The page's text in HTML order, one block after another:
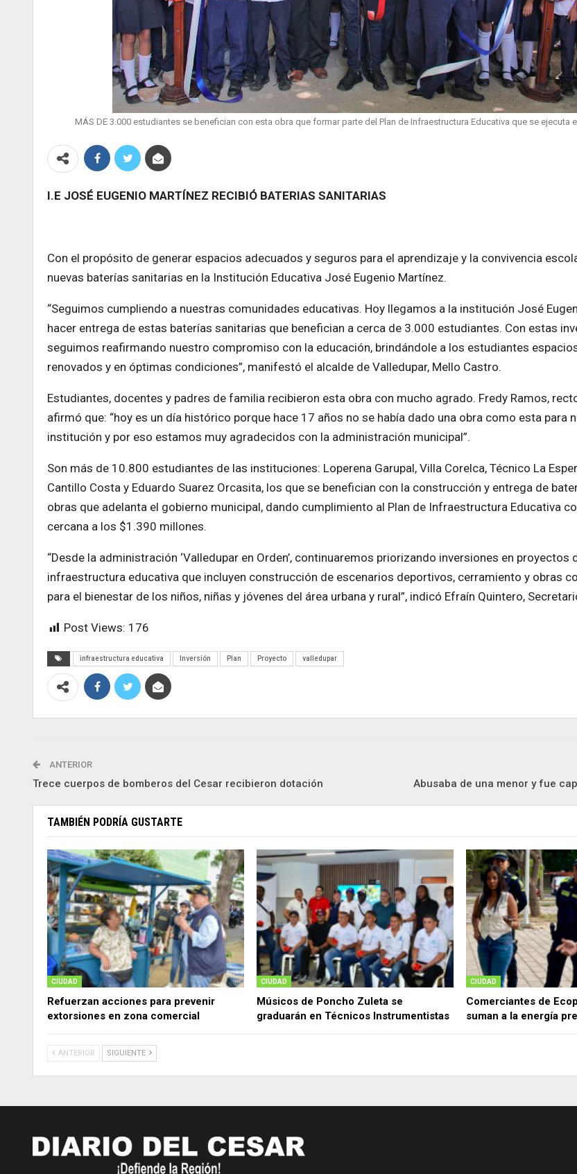
MÁS DE 3.000 estudiantes se benefician con esta obra que formar parte del Plan de Infraestructura Educativa que se ejecuta
I.E JOSÉ EUGENIO MARTÍNEZ RECIBIÓ BATERIAS SANITARIAS
Con el propósito de generar espacios adecuados y seguros para el aprendizaje y la convivencia
nuevas baterías sanitarias en la Institución Educativa José Eugenio Martínez.
“Seguimos cumpliendo a nuestras comunidades educativas. Hoy llegamos a la institución José
hacer entrega de estas baterías sanitarias que benefician a cerca de 3.000 estudiantes. Con estas
seguimos reafirmando nuestro compromiso con la educación, brindándole a los estudiantes
renovados y en óptimas condiciones”, manifestó el alcalde de Valledupar, Mello Castro.
Estudiantes, docentes y padres de familia recibieron esta obra con mucho agrado. Fredy Ramos,
afirmó que: “hoy es un día histórico porque hace 17 años no se había dado una obra como esta para
institución y por eso estamos muy agradecidos con la administración municipal”.
Son más de 10.800 estudiantes de las instituciones: Loperena Garupal, Villa Corelca, Técnico La
Cantillo Costa y Eduardo Suarez Orcasita, los que se benefician con la construcción y entrega de
obras que adelanta el gobierno municipal, dando cumplimiento al Plan de Infraestructura Educativa
cercana a los $1.390 millones.
“Desde la administración ‘Valledupar en Orden’, continuaremos priorizando inversiones en proyectos
infraestructura educativa que incluyen construcción de escenarios deportivos, cerramiento y obras
para el bienestar de los niños, niñas y jóvenes del área urbana y rural”, indicó Efraín Quintero,
Post Views: 176
infraestructura educativa Inversión Plan Proyecto valledupar
ANTERIOR
Trece cuerpos de bomberos del Cesar recibieron dotación Abusaba de una menor y fue
TAMBIÉN PODRÍA GUSTARTE
CIUDAD
Refuerzan acciones para prevenir
extorsiones en zona comercial
CIUDAD
Músicos de Poncho Zuleta se
graduarán en Técnicos Instrumentistas
CIUDAD
Comerciantes de
suman a la energía
ANTERIOR SIGUIENTE